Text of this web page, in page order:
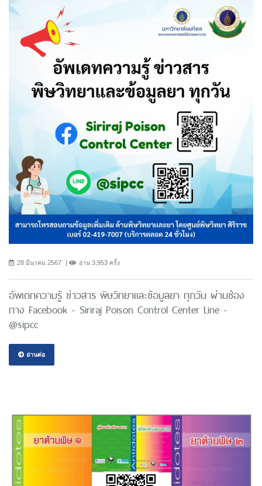
28 มีนาคม 2567 อ่าน 3,953 ครั้ง
อัพเดทความรู้ ข่าวสาร พิษวิทยาและข้อมูลยา ทุกวัน ผ่านช่อง
ทาง Facebook - Siriraj Poison Control Center Line -
@sipcc
อ่านต่อ